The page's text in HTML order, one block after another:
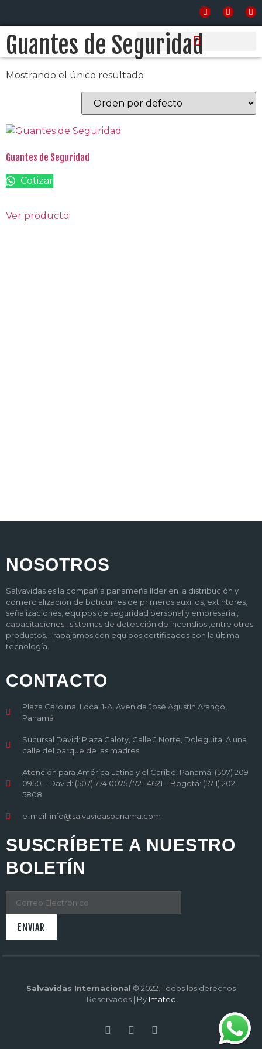
Guantes de Seguridad
Mostrando el único resultado
Guantes de Seguridad
Cotizar
Ver producto
NOSOTROS
Salvavidas es la compañía panameña líder en la distribución y
comercialización de botiquines de primeros auxilios, extintores,
señalizaciones, equipos de seguridad personal y empresarial,
capacitaciones , sistemas de detección de incendios ,entre otros
productos. Trabajamos con equipos certificados con la última
tecnología.
CONTACTO
Plaza Carolina, Local 1-A, Avenida José Agustín Arango,
Panamá
Sucursal David: Plaza Caloty, Calle J Norte, Doleguita. A una
calle del parque de las madres
Atención para América Latina y el Caribe: Panamá: (507) 209
0950 – David: (507) 774 0075 / 721-4621 – Bogotá: (57 1) 202
5808
e-mail: info@salvavidaspanama.com
SUSCRÍBETE A NUESTRO
BOLETÍN
Salvavidas Internacional © 2022. Todos los derechos
Reservados | By Imatec